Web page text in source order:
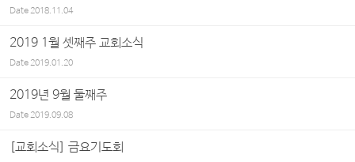
Date2018.11.04
2019 1월 셋째주 교회소식
Date2019.01.20
2019년 9월 둘째주
Date2019.09.08
[교회소식] 금요기도회